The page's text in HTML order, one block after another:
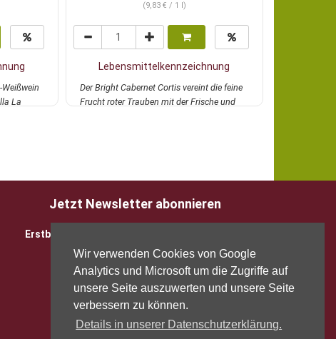
Wir verwenden Cookies von Google
Analytics und Microsoft um die Zugriffe auf
unsere Seite auszuwerten und unsere Seite
verbessern zu können.
Details in unserer Datenschutzerklärung.
La
(9,83 € / 1 l)
Lebensmittelkennzeichnung
Der Bright Cabernet Cortis vereint die feine
Frucht roter Trauben mit der Frische und
Jetzt Newsletter abonnieren
Erstbesteller sparen 5 EUR mit Gutscheincode